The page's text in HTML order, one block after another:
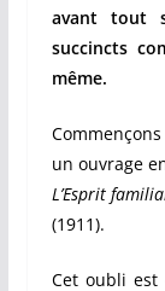
avant tout
succincts
même.
un ouvrage
L’Esprit
(1911).
Cet oubli est